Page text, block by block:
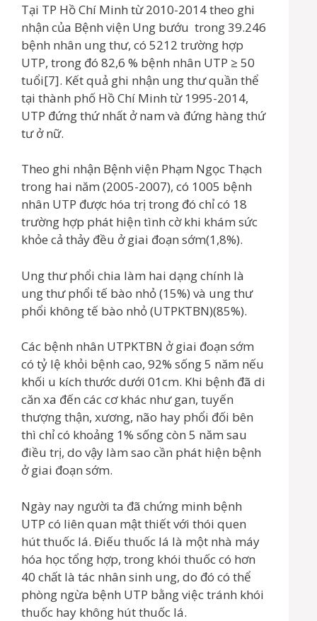
Tại TP Hồ Chí Minh từ 2010-2014 theo ghi
nhận của Bệnh viện Ung bướu trong 39.246
bệnh nhân ung thư, có 5212 trường hợp
UTP, trong đó 82,6 % bệnh nhân UTP ≥ 50
tuổi[7]. Kết quả ghi nhận ung thư quần thể
tại thành phố Hồ Chí Minh từ 1995-2014,
UTP đứng thứ nhất ở nam và đứng hàng thứ
tư ở nữ.
Theo ghi nhận Bệnh viện Phạm Ngọc Thạch
trong hai năm (2005-2007), có 1005 bệnh
nhân UTP được hóa trị trong đó chỉ có 18
trường hợp phát hiện tình cờ khi khám sức
khỏe cả thảy đều ở giai đoạn sớm(1,8%).
Ung thư phổi chia làm hai dạng chính là
ung thư phổi tế bào nhỏ (15%) và ung thư
phổi không tế bào nhỏ (UTPKTBN)(85%).
Các bệnh nhân UTPKTBN ở giai đoạn sớm
có tỷ lệ khỏi bệnh cao, 92% sống 5 năm nếu
khối u kích thước dưới 01cm. Khi bệnh đã di
căn xa đến các cơ khác như gan, tuyến
thượng thận, xương, não hay phổi đối bên
thì chỉ có khoảng 1% sống còn 5 năm sau
điều trị, do vậy làm sao cần phát hiện bệnh
ở giai đoạn sớm.
Ngày nay người ta đã chứng minh bệnh
UTP có liên quan mật thiết với thói quen
hút thuốc lá. Điếu thuốc lá là một nhà máy
hóa học tổng hợp, trong khói thuốc có hơn
40 chất là tác nhân sinh ung, do đó có thể
phòng ngừa bệnh UTP bằng việc tránh khói
thuốc hay không hút thuốc lá.